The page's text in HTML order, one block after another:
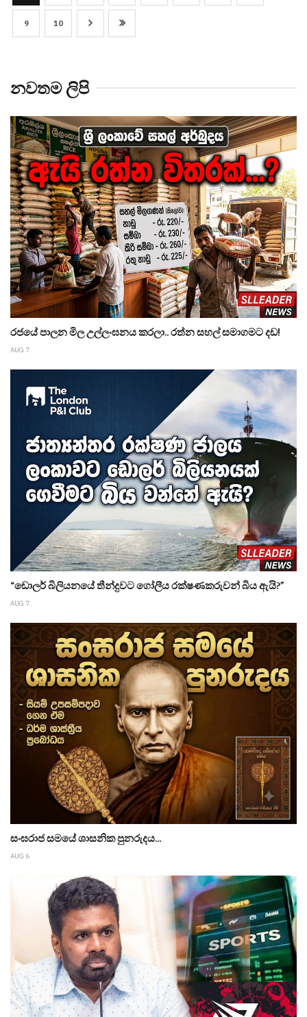
9 10
නවතම ලිපි
රජයේ පාලන මිල උල්ලංඝනය කරලා.. රත්න සහල් සමාගමට දඩ!
AUG 7
“ඩොලර් බිලියනයේ තීන්දුවට ගෝලීය රක්ෂණකරුවන් බිය ඇයි?”
AUG 7
සංඝරාජ සමයේ ශාසනික පුනරුදය...
AUG 6